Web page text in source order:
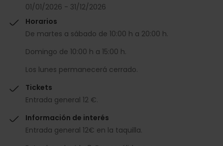
01/01/2026 - 31/12/2026
Horarios
De martes a sábado de 10:00 h a 20:00 h.
Domingo de 10:00 h a 15:00 h.
Los lunes permanecerá cerrado.
Tickets
Entrada general 12 €.
Información de interés
Entrada general 12€ en la taquilla.